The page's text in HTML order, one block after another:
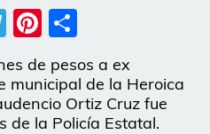
Telegram
Pinterest
de pesos a ex
municipal de la Heroica
Ortiz Cruz fue
de la Policía Estatal.